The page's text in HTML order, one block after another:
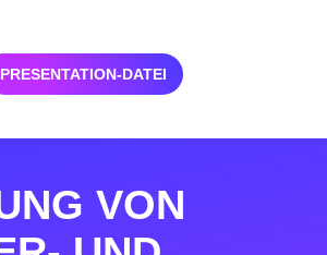
PRESENTATION-DATEI
VON